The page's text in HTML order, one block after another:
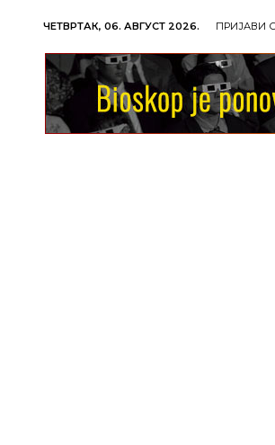
ЧЕТВРТАК, 06. АВГУСТ 2026. ПРИЈАВИ